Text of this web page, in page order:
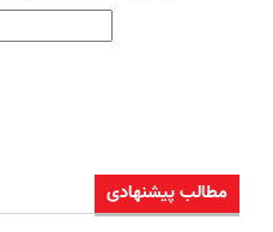
مطالب پیشنهادی